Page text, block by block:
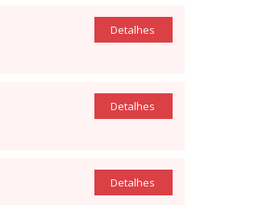
Detalhes
Detalhes
Detalhes